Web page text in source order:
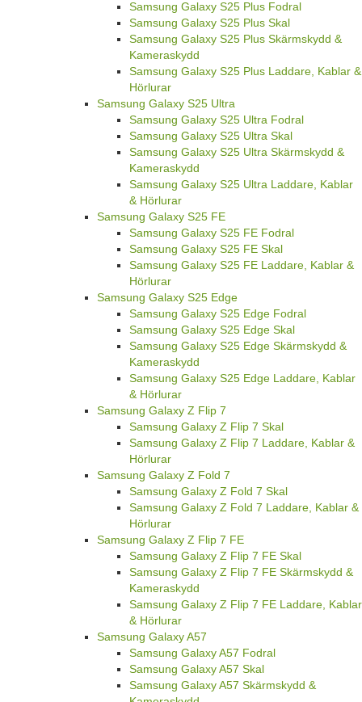
Samsung Galaxy S25 Plus Fodral
Samsung Galaxy S25 Plus Skal
Samsung Galaxy S25 Plus Skärmskydd &
Kameraskydd
Samsung Galaxy S25 Plus Laddare, Kablar &
Hörlurar
Samsung Galaxy S25 Ultra
Samsung Galaxy S25 Ultra Fodral
Samsung Galaxy S25 Ultra Skal
Samsung Galaxy S25 Ultra Skärmskydd &
Kameraskydd
Samsung Galaxy S25 Ultra Laddare, Kablar
& Hörlurar
Samsung Galaxy S25 FE
Samsung Galaxy S25 FE Fodral
Samsung Galaxy S25 FE Skal
Samsung Galaxy S25 FE Laddare, Kablar &
Hörlurar
Samsung Galaxy S25 Edge
Samsung Galaxy S25 Edge Fodral
Samsung Galaxy S25 Edge Skal
Samsung Galaxy S25 Edge Skärmskydd &
Kameraskydd
Samsung Galaxy S25 Edge Laddare, Kablar
& Hörlurar
Samsung Galaxy Z Flip 7
Samsung Galaxy Z Flip 7 Skal
Samsung Galaxy Z Flip 7 Laddare, Kablar &
Hörlurar
Samsung Galaxy Z Fold 7
Samsung Galaxy Z Fold 7 Skal
Samsung Galaxy Z Fold 7 Laddare, Kablar &
Hörlurar
Samsung Galaxy Z Flip 7 FE
Samsung Galaxy Z Flip 7 FE Skal
Samsung Galaxy Z Flip 7 FE Skärmskydd &
Kameraskydd
Samsung Galaxy Z Flip 7 FE Laddare, Kablar
& Hörlurar
Samsung Galaxy A57
Samsung Galaxy A57 Fodral
Samsung Galaxy A57 Skal
Samsung Galaxy A57 Skärmskydd &